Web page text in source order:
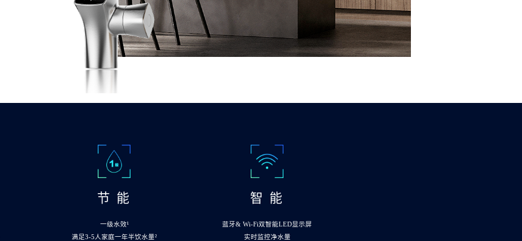
节 能
一级水效¹
满足3-5人家庭一年半饮水量²
智 能
蓝牙& Wi-Fi双智能LED显示屏
实时监控净水量